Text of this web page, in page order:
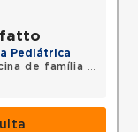
Pediátrica
e comunidade